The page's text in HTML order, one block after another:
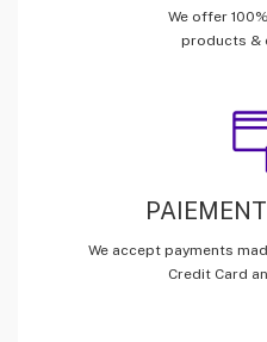
We offer
products &
We accept payments
Credit Card